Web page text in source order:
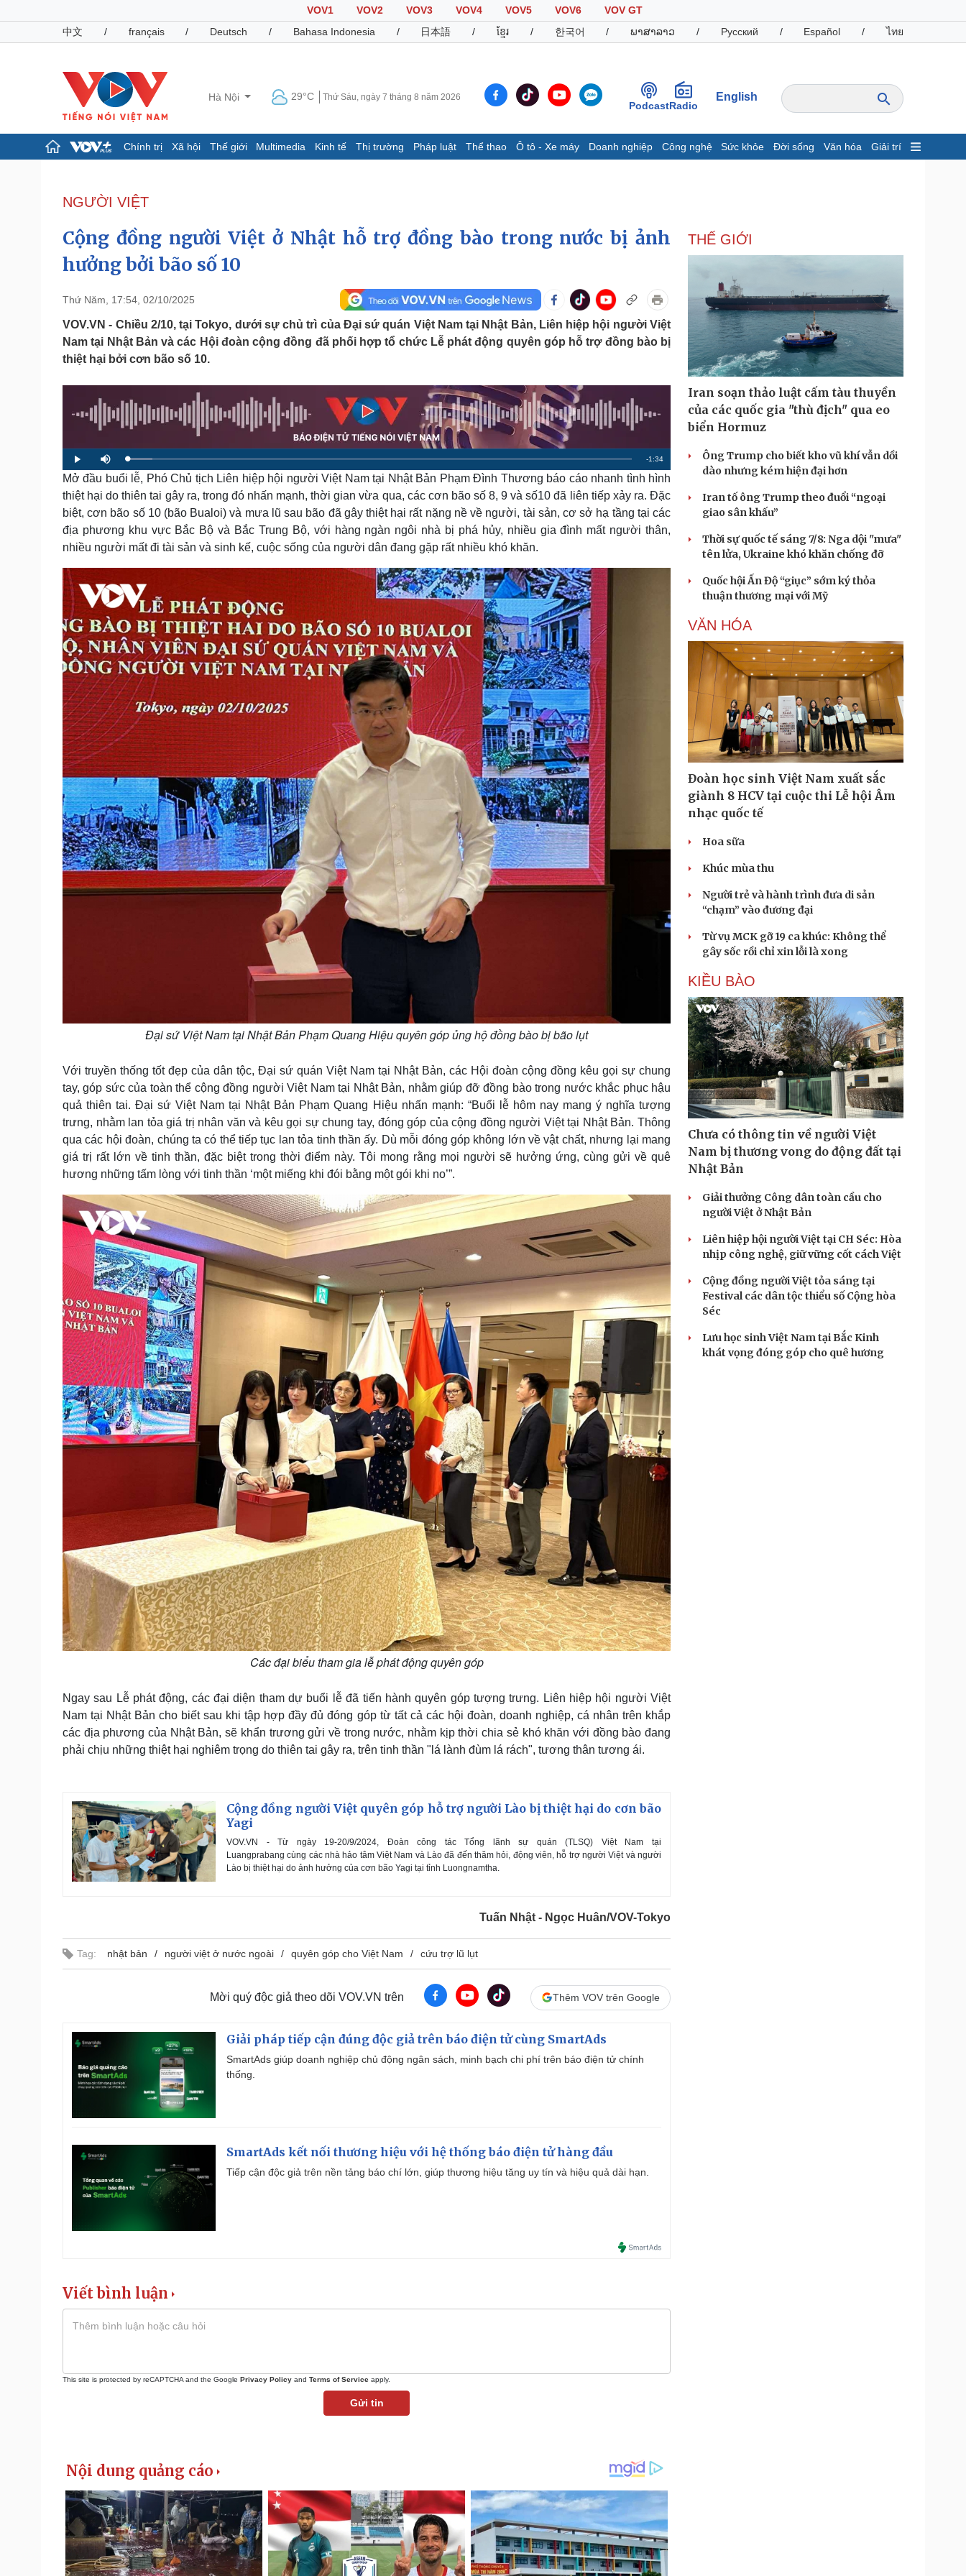
VOV1 VOV2 VOV3 VOV4 VOV5 VOV6
VOV GT
中文
/ français / Deutsch / Bahasa Indonesia / 日本語 / ខ្មែរ / 한국어 / ພາສາລາວ / Русский / Español / ไทย
Hà Nội 29°C Thứ Sáu, ngày 7 tháng 8 năm 2026
PodcastRadio
English
Chính trị Xã hội Thế giới Multimedia Kinh tế Thị trường Pháp luật Thể thao Ô tô - Xe máy Doanh nghiệp Công nghệ Sức khỏe Đời sống Văn hóa Giải trí
Đảng
Tổ chức nhân sự
Nhận diện sự thật
Dấu ấn VOV
Việc làm
Biển đảo
Hồ sơ
Infographic
Giá cà phê
Pháp luật
Tin nóng
Tư vấn luật
Việt Nam
Phân tích
Thể thao
Lịch thi đấu bóng đá
Thế giới thể thao
Ô tô - Xe máy
Xe máy
Tư vấn
Doanh nghiệp
Thông tin doanh nghiệp
Doanh nghiệp 24h
Doanh nhân
Vì cộng đồng
Công nghệ
Sành điệu
Tin Công nghệ
Trải nghiệm
Chuyển đổi số
Sức khỏe
Dinh dưỡng - món ngon
Cây thuốc
Sản phụ khoa
Nhi khoa
Nam khoa
Làm đẹp - giảm cân
Phòng mạch online
Ăn sạch sống khỏe
Đời sống
Nhà đẹp
Tình yêu - Gia đình
Văn hóa
Sân khấu - Điện ảnh
Văn học
Âm nhạc
Giải trí
Nghệ sĩ
Thời trang
Sao Việt
Tư vấn
check-in
Podcast
Câu chuyện thời sự
Cửa sổ tình yêu
Kể chuyện cho bé
Hạt giống tâm hồn
Cải chính
NGƯỜI VIỆT
Cộng đồng người Việt ở Nhật hỗ trợ đồng bào trong nước bị ảnh
hưởng bởi bão số 10
Thứ Năm, 17:54, 02/10/2025
VOV.VN - Chiều 2/10, tại Tokyo, dưới sự chủ trì của Đại sứ quán Việt Nam tại Nhật Bản, Liên hiệp hội người Việt
Nam tại Nhật Bản và các Hội đoàn cộng đồng đã phối hợp tổ chức Lễ phát động quyên góp hỗ trợ đồng bào bị
thiệt hại bởi cơn bão số 10.
P
l
a
y
M
u
t
e
L
o
d
d
4
.
9
3
%
R
e
m
n
-1:34
Mở đầu buổi lễ, Phó Chủ tịch Liên hiệp hội người Việt Nam tại Nhật Bản Phạm Đình Thương báo cáo nhanh tình hình
thiệt hại do thiên tai gây ra, trong đó nhấn mạnh, thời gian vừa qua, các cơn bão số 8, 9 và số10 đã liên tiếp xảy ra. Đặc
biệt, cơn bão số 10 (bão Bualoi) và mưa lũ sau bão đã gây thiệt hại rất nặng nề về người, tài sản, cơ sở hạ tầng tại các
địa phương khu vực Bắc Bộ và Bắc Trung Bộ, với hàng ngàn ngôi nhà bị phá hủy, nhiều gia đình mất người thân,
nhiều người mất đi tài sản và sinh kế, cuộc sống của người dân đang gặp rất nhiều khó khăn.
Đại sứ Việt Nam tại Nhật Bản Phạm Quang Hiệu quyên góp ủng hộ đồng bào bị bão lụt
Với truyền thống tốt đẹp của dân tộc, Đại sứ quán Việt Nam tại Nhật Bản, các Hội đoàn cộng đồng kêu gọi sự chung
tay, góp sức của toàn thể cộng đồng người Việt Nam tại Nhật Bản, nhằm giúp đỡ đồng bào trong nước khắc phục hậu
quả thiên tai. Đại sứ Việt Nam tại Nhật Bản Phạm Quang Hiệu nhấn mạnh: “Buổi lễ hôm nay mang ý nghĩa tượng
trưng, nhằm lan tỏa giá trị nhân văn và kêu gọi sự chung tay, đóng góp của cộng đồng người Việt tại Nhật Bản. Thông
qua các hội đoàn, chúng ta có thể tiếp tục lan tỏa tinh thần ấy. Dù mỗi đóng góp không lớn về vật chất, nhưng lại mang
giá trị rất lớn về tinh thần, đặc biệt trong thời điểm này. Tôi mong rằng mọi người sẽ hưởng ứng, cùng gửi về quê
hương những tấm lòng với tinh thần ‘một miếng khi đói bằng một gói khi no’”.
Các đại biểu tham gia lễ phát động quyên góp
Ngay sau Lễ phát động, các đại diện tham dự buổi lễ đã tiến hành quyên góp tượng trưng. Liên hiệp hội người Việt
Nam tại Nhật Bản cho biết sau khi tập hợp đầy đủ đóng góp từ tất cả các hội đoàn, doanh nghiệp, cá nhân trên khắp
các địa phương của Nhật Bản, sẽ khẩn trương gửi về trong nước, nhằm kịp thời chia sẻ khó khăn với đồng bào đang
phải chịu những thiệt hại nghiêm trọng do thiên tai gây ra, trên tinh thần "lá lành đùm lá rách", tương thân tương ái.
Cộng đồng người Việt quyên góp hỗ trợ người Lào bị thiệt hại do cơn bão
Yagi
VOV.VN - Từ ngày 19-20/9/2024, Đoàn công tác Tổng lãnh sự quán (TLSQ) Việt Nam tại
Luangprabang cùng các nhà hảo tâm Việt Nam và Lào đã đến thăm hỏi, động viên, hỗ trợ người Việt và người
Lào bị thiệt hại do ảnh hưởng của cơn bão Yagi tại tỉnh Luongnamtha.
Tuấn Nhật - Ngọc Huân/VOV-Tokyo
Tag: nhật bản người việt ở nước ngoài quyên góp cho Việt Nam cứu trợ lũ lụt
Mời quý độc giả theo dõi VOV.VN trên Thêm VOV trên Google
Giải pháp tiếp cận đúng độc giả trên báo điện tử cùng SmartAds
SmartAds giúp doanh nghiệp chủ động ngân sách, minh bạch chi phí trên báo điện tử chính
thống.
SmartAds kết nối thương hiệu với hệ thống báo điện tử hàng đầu
Tiếp cận độc giả trên nền tảng báo chí lớn, giúp thương hiệu tăng uy tín và hiệu quả dài hạn.
Viết bình luận
This site is protected by reCAPTCHA and the Google Privacy Policy and Terms of Service apply.
Gửi tin
THẾ GIỚI
Iran soạn thảo luật cấm tàu thuyền
của các quốc gia "thù địch" qua eo
biển Hormuz
Ông Trump cho biết kho vũ khí vẫn dồi
dào nhưng kém hiện đại hơn
Iran tố ông Trump theo đuổi “ngoại
giao sân khấu”
Thời sự quốc tế sáng 7/8: Nga dội "mưa"
tên lửa, Ukraine khó khăn chống đỡ
Quốc hội Ấn Độ “giục” sớm ký thỏa
thuận thương mại với Mỹ
VĂN HÓA
Đoàn học sinh Việt Nam xuất sắc
giành 8 HCV tại cuộc thi Lễ hội Âm
nhạc quốc tế
Hoa sữa
Khúc mùa thu
Người trẻ và hành trình đưa di sản
“chạm” vào đương đại
Từ vụ MCK gỡ 19 ca khúc: Không thể
gây sốc rồi chỉ xin lỗi là xong
KIỀU BÀO
Chưa có thông tin về người Việt
Nam bị thương vong do động đất tại
Nhật Bản
Giải thưởng Công dân toàn cầu cho
người Việt ở Nhật Bản
Liên hiệp hội người Việt tại CH Séc: Hòa
nhịp công nghệ, giữ vững cốt cách Việt
Cộng đồng người Việt tỏa sáng tại
Festival các dân tộc thiểu số Cộng hòa
Séc
Lưu học sinh Việt Nam tại Bắc Kinh
khát vọng đóng góp cho quê hương